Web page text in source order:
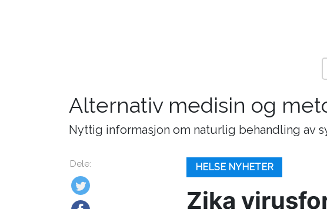
Alternativ medisin og
Nyttig informasjon om naturlig behandling av
Dele: HELSE NYHETER
Zika